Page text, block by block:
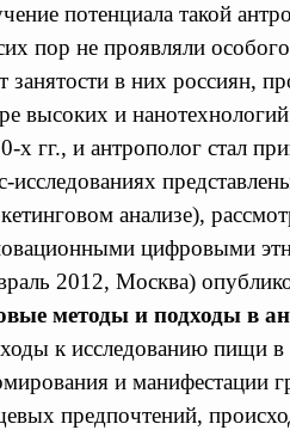
потенциала такой
пор не проявляли
занятости в них россиян,
высоких и
х гг., и антрополог стал
исследованиях
анализе),
цифровыми
2012, Москва)
методы и подходы в
к исследованию пищи в
и манифестации
предпочтений,